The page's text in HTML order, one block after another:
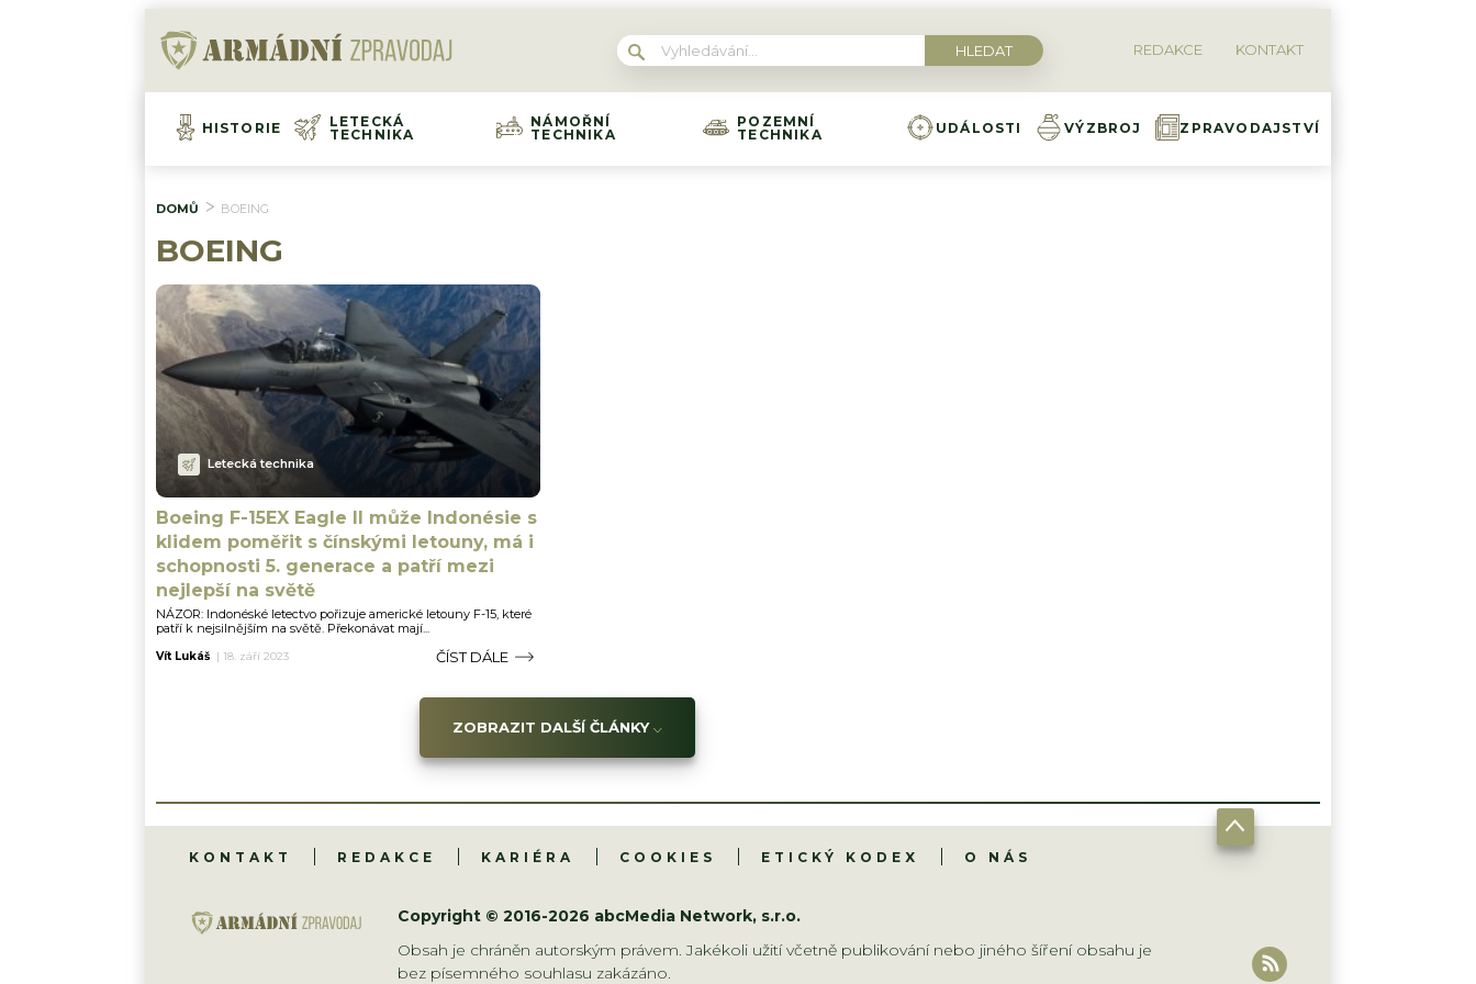
REDAKCE KONTAKT
HISTORIE
LETECKÁ
TECHNIKA
NÁMOŘNÍ
TECHNIKA
POZEMNÍ
TECHNIKA
UDÁLOSTI VÝZBROJ ZPRAVODAJSTVÍ
DOMŮ BOEING
BOEING
Letecká technika
Boeing F-15EX Eagle II může Indonésie s
klidem poměřit s čínskými letouny, má i
schopnosti 5. generace a patří mezi
nejlepší na světě
NÁZOR: Indonéské letectvo pořizuje americké letouny F-15, které
patří k nejsilnějším na světě. Překonávat mají...
Vít Lukáš | 18. září 2023 ČÍST DÁLE
ZOBRAZIT DALŠÍ ČLÁNKY
KONTAKT REDAKCE KARIÉRA COOKIES ETICKÝ KODEX O NÁS
Copyright © 2016-2026 abcMedia Network, s.r.o.
Obsah je chráněn autorským právem. Jakékoli užití včetně publikování nebo jiného šíření obsahu je
bez písemného souhlasu zakázáno.